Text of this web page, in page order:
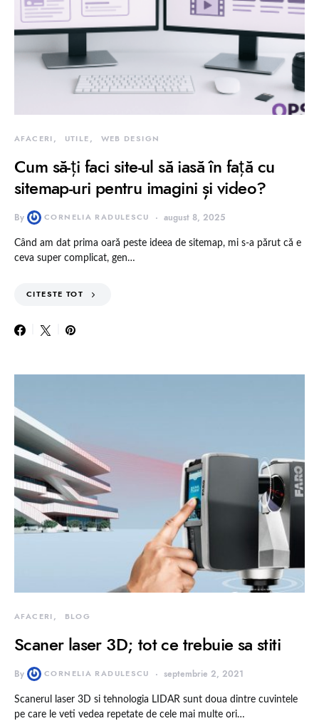
AFACERI UTILE WEB DESIGN
Cum să-ți faci site-ul să iasă în față cu
sitemap-uri pentru imagini și video?
By CORNELIA RADULESCU august 8, 2025
Când am dat prima oară peste ideea de sitemap, mi s-a părut că e
ceva super complicat, gen…
CITESTE TOT
AFACERI BLOG
Scaner laser 3D; tot ce trebuie sa stiti
By CORNELIA RADULESCU septembrie 2, 2021
Scanerul laser 3D si tehnologia LIDAR sunt doua dintre cuvintele
pe care le veti vedea repetate de cele mai multe ori…